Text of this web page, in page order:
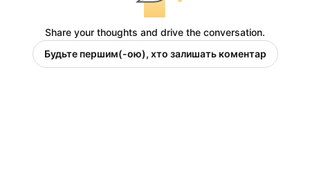
Share your thoughts and drive the conversation.
Будьте першим(-ою), хто залишать коментар